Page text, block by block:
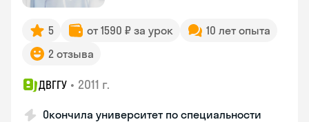
5 от 1590 ₽ за урок
10 лет опыта
2 отзыва
ДВГГУ • 2011 г.
Окончила университет по специальности